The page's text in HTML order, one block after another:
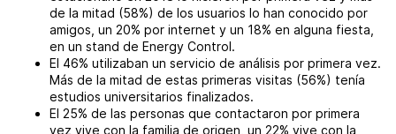
de la mitad (58%) de los usuarios lo han conocido por
amigos, un 20% por internet y un 18% en alguna fiesta,
en un stand de Energy Control.
El 46% utilizaban un servicio de análisis por primera vez.
Más de la mitad de estas primeras visitas (56%) tenía
estudios universitarios finalizados.
El 25% de las personas que contactaron por primera
vez vive con la familia de origen, un 22% vive con la